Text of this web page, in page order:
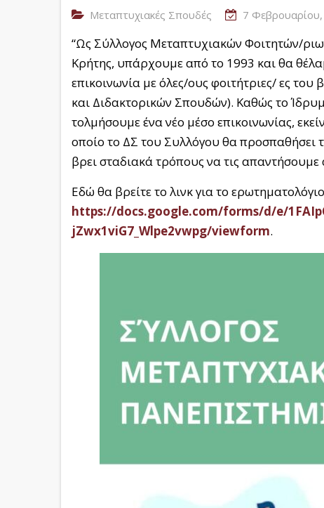
Μεταπτυχιακές Σπουδές 7
“Ως Σύλλογος Μεταπτυχιακών Φοιτητών/
Κρήτης, υπάρχουμε από το 1993 και θα
επικοινωνία με όλες/ους φοιτήτριες/ ες
και Διδακτορικών Σπουδών). Καθώς το
τολμήσουμε ένα νέο μέσο επικοινωνίας,
οποίο το ΔΣ του Συλλόγου θα προσπαθήσει
βρει σταδιακά τρόπους να τις απαντήσουμε
Εδώ θα βρείτε το λινκ για το
https://docs.google.com/forms/d/e/
jZwx1viG7_Wlpe2vwpg/viewform.